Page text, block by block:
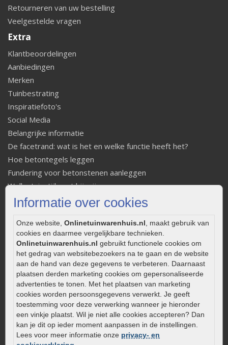
Informatie over cookies
Onze website, Onlinetuinwarenhuis.nl , maakt gebruik van
cookies en daarmee vergelijkbare technieken.
Onlinetuinwarenhuis.nl gebruikt functionele cookies om
het gedrag van websitebezoekers na te gaan en de website
aan de hand van deze gegevens te verbeteren. Daarnaast
plaatsen derden marketing cookies om gepersonaliseerde
advertenties te tonen. Met het plaatsen van marketing
cookies worden persoonsgegevens verwerkt. Je geeft
toestemming voor deze verwerking wanneer je hieronder
een vinkje plaatst. Wil je niet alle cookies accepteren? Dan
kan je dit op ieder moment aanpassen in de instellingen.
Lees voor meer informatie onze privacy- en
Retourneren van uw bestelling
Veelgestelde vragen
Extra
Klantbeoordelingen
Aanbiedingen
Merken
Tuinbestrating
Inspiratiefoto's
Social Media
Belangrijke informatie
De facetrand: wat is het en welke functie heeft het?
Hoe betontegels leggen
Fundering voor betonstenen aanleggen
Welke tuinstijl past bij mij
Strakke tuin inrichten
Onderhoud van gebakken bestrating
Aanlegtips voor gebakken bestrating
Zelf een terras aanleggen
Kleine stadstuin inrichten
0320 – 219170
Kaapstanderweg 41
8243 RB Lelystad
info@onlinetuinwarenhuis.nl
Routebeschrijving